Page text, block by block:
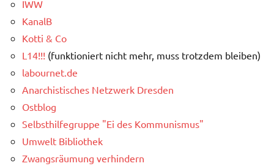
IWW
KanalB
Kotti & Co
L14!!! (funktioniert nicht mehr, muss trotzdem bleiben)
labournet.de
Anarchistisches Netzwerk Dresden
Ostblog
Selbsthilfegruppe "Ei des Kommunismus"
Umwelt Bibliothek
Zwangsräumung verhindern